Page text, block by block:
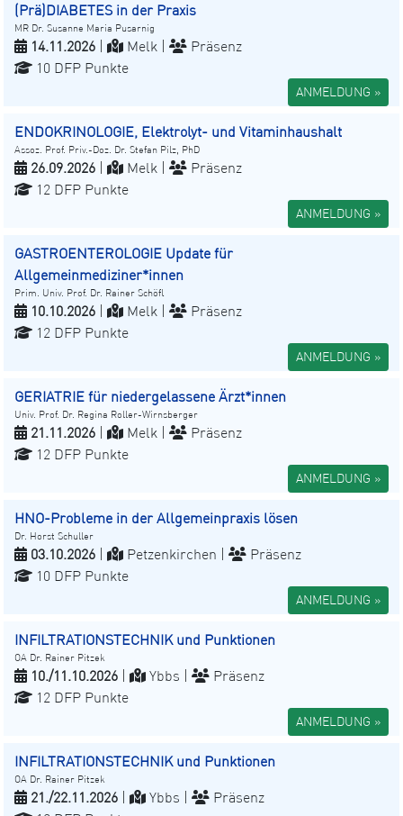
(Prä)DIABETES in der Praxis
MR Dr. Susanne Maria Pusarnig
14.11.2026 Melk |
Präsenz
10 DFP Punkte
ANMELDUNG »
ENDOKRINOLOGIE, Elektrolyt- und Vitaminhaushalt
Assoz. Prof. Priv.-Doz. Dr. Stefan Pilz, PhD
26.09.2026 Melk |
Präsenz
12 DFP Punkte
ANMELDUNG »
GASTROENTEROLOGIE Update für
Allgemeinmediziner*innen
Prim. Univ. Prof. Dr. Rainer Schöfl
10.10.2026 Melk |
Präsenz
12 DFP Punkte
ANMELDUNG »
GERIATRIE für niedergelassene Ärzt*innen
Univ. Prof. Dr. Regina Roller-Wirnsberger
21.11.2026 Melk |
Präsenz
12 DFP Punkte
ANMELDUNG »
HNO-Probleme in der Allgemeinpraxis lösen
Dr. Horst Schuller
03.10.2026 Petzenkirchen |
Präsenz
10 DFP Punkte
ANMELDUNG »
INFILTRATIONSTECHNIK und Punktionen
OA Dr. Rainer Pitzek
10./11.10.2026 Ybbs |
Präsenz
12 DFP Punkte
ANMELDUNG »
INFILTRATIONSTECHNIK und Punktionen
OA Dr. Rainer Pitzek
21./22.11.2026 Ybbs |
Präsenz